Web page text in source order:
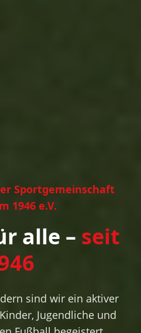
Sportgemeinschaft
1946 e.V.
alle – seit
sind wir ein aktiver
Jugendliche und